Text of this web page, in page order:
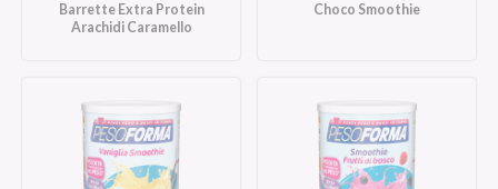
Barrette Extra Protein
Arachidi Caramello
Choco Smoothie